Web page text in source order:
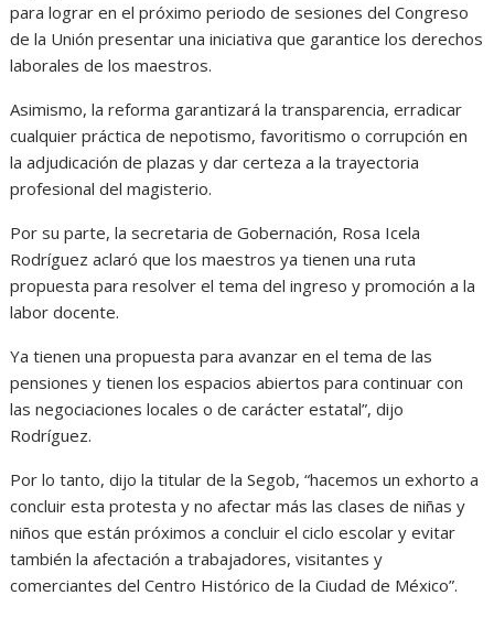
para lograr en el próximo periodo de sesiones del Congreso
de la Unión presentar una iniciativa que garantice los derechos
laborales de los maestros.
Asimismo, la reforma garantizará la transparencia, erradicar
cualquier práctica de nepotismo, favoritismo o corrupción en
la adjudicación de plazas y dar certeza a la trayectoria
profesional del magisterio.
Por su parte, la secretaria de Gobernación, Rosa Icela
Rodríguez aclaró que los maestros ya tienen una ruta
propuesta para resolver el tema del ingreso y promoción a la
labor docente.
Ya tienen una propuesta para avanzar en el tema de las
pensiones y tienen los espacios abiertos para continuar con
las negociaciones locales o de carácter estatal”, dijo
Rodríguez.
Por lo tanto, dijo la titular de la Segob, “hacemos un exhorto a
concluir esta protesta y no afectar más las clases de niñas y
niños que están próximos a concluir el ciclo escolar y evitar
también la afectación a trabajadores, visitantes y
comerciantes del Centro Histórico de la Ciudad de México”.